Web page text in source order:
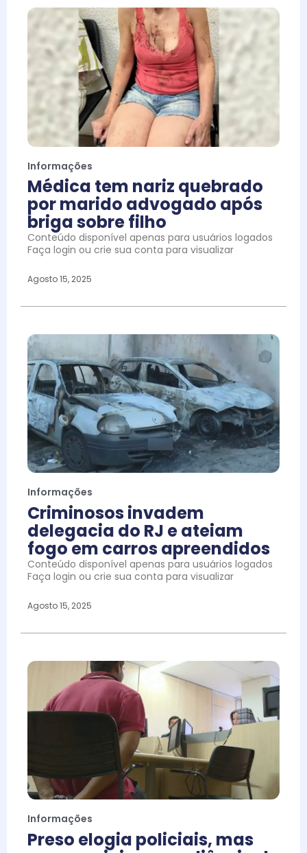
Informações
Médica tem nariz quebrado
por marido advogado após
briga sobre filho
Conteúdo disponível apenas para usuários logados
Faça login ou crie sua conta para visualizar
Agosto 15, 2025
Informações
Criminosos invadem
delegacia do RJ e ateiam
fogo em carros apreendidos
Conteúdo disponível apenas para usuários logados
Faça login ou crie sua conta para visualizar
Agosto 15, 2025
Informações
Preso elogia policiais, mas